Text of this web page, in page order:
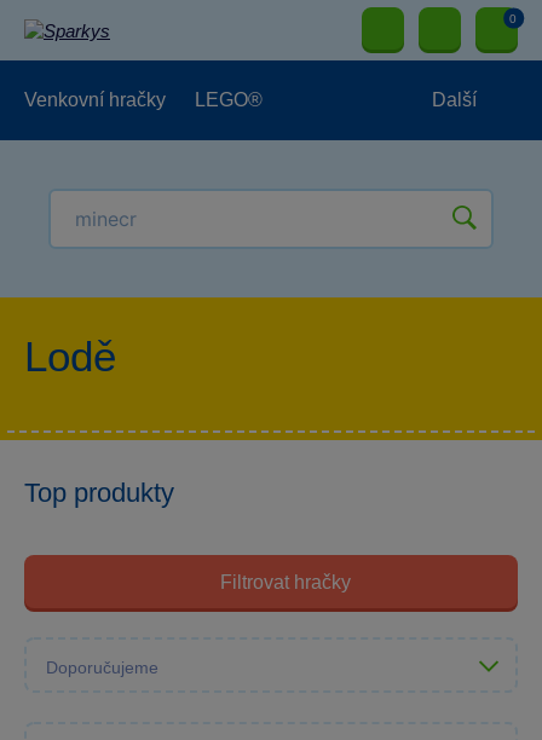
0
Venkovní hračky LEGO® Další
Lodě
Top produkty
Filtrovat hračky